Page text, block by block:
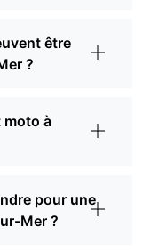
être
?
moto à
pour une
Mer ?